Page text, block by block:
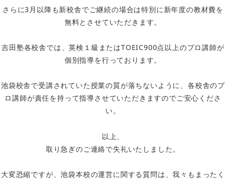
さらに3月以降も新校舎でご継続の場合は特別に新年度の教材費を
無料とさせていただきます。
吉田塾各校舎では、英検１級またはTOEIC900点以上のプロ講師が
個別指導を行っております。
池袋校舎で受講されていた授業の質が落ちないように、各校舎のプ
ロ講師が責任を持って指導させていただきますのでご安心くださ
い。
以上、
取り急ぎのご連絡で失礼いたしました。
大変恐縮ですが、池袋本校の運営に関する質問は、我々もまったく